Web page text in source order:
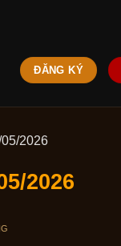
ĐĂNG KÝ
2026
2026